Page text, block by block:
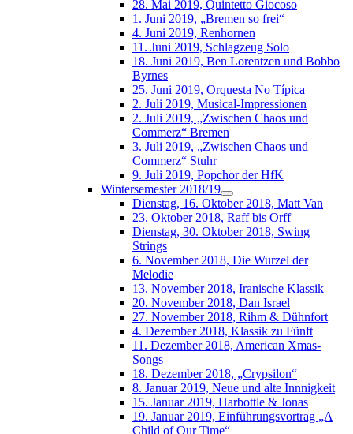
28. Mai 2019, Quintetto Giocoso
1. Juni 2019, „Bremen so frei“
4. Juni 2019, Renhornen
11. Juni 2019, Schlagzeug Solo
18. Juni 2019, Ben Lorentzen und Bobbo
Byrnes
25. Juni 2019, Orquesta No Típica
2. Juli 2019, Musical-Impressionen
2. Juli 2019, „Zwischen Chaos und
Commerz“ Bremen
3. Juli 2019, „Zwischen Chaos und
Commerz“ Stuhr
9. Juli 2019, Popchor der HfK
Wintersemester 2018/19
Dienstag, 16. Oktober 2018, Matt Van
23. Oktober 2018, Raff bis Orff
Dienstag, 30. Oktober 2018, Swing
Strings
6. November 2018, Die Wurzel der
Melodie
13. November 2018, Iranische Klassik
20. November 2018, Dan Israel
27. November 2018, Rihm & Dühnfort
4. Dezember 2018, Klassik zu Fünft
11. Dezember 2018, American Xmas-
Songs
18. Dezember 2018, „Crypsilon“
8. Januar 2019, Neue und alte Innnigkeit
15. Januar 2019, Harbottle & Jonas
19. Januar 2019, Einführungsvortrag „A
Child of Our Time“